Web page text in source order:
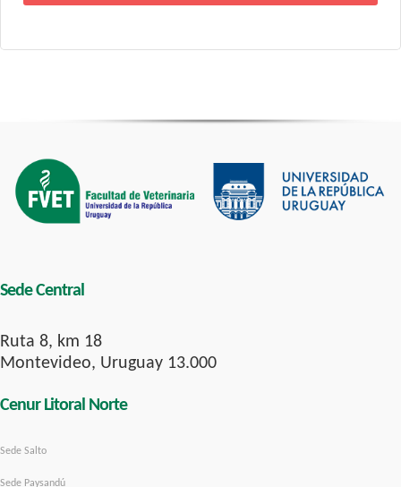
Sede Central
Ruta 8, km 18
Montevideo, Uruguay 13.000
Cenur Litoral Norte
Sede Salto
Sede Paysandú